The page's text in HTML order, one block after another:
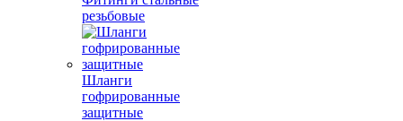
резьбовые
Шланги
гофрированные
защитные